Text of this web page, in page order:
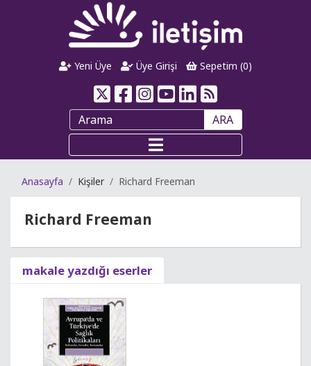
Yeni Üye Üye Girişi Sepetim (0)
ARA
Anasayfa Kişiler Richard Freeman
Richard Freeman
makale yazdığı eserler